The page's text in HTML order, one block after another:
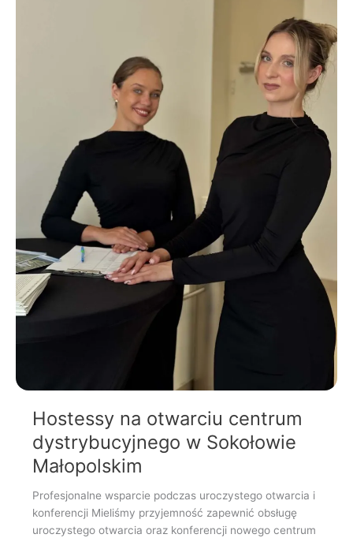
Hostessy na otwarciu centrum
dystrybucyjnego w Sokołowie
Małopolskim
Profesjonalne wsparcie podczas uroczystego otwarcia i
konferencji Mieliśmy przyjemność zapewnić obsługę
uroczystego otwarcia oraz konferencji nowego centrum